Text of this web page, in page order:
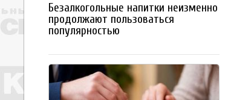
Безалкогольные напитки неизменно
продолжают пользоваться
популярностью